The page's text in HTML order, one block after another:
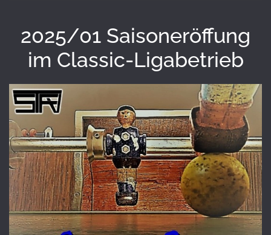
2025/01 Saisoneröffung
im Classic-Ligabetrieb